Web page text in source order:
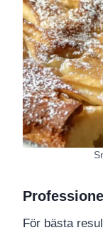
För bästa